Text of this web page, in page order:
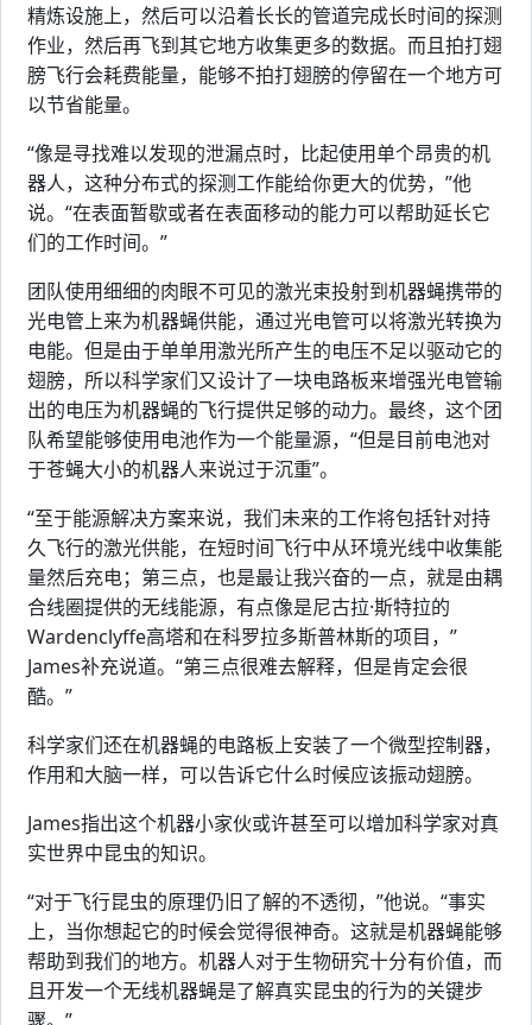
精炼设施上，然后可以沿着长长的管道完成长时间的探测
作业，然后再飞到其它地方收集更多的数据。而且拍打翅
膀飞行会耗费能量，能够不拍打翅膀的停留在一个地方可
以节省能量。
“像是寻找难以发现的泄漏点时，比起使用单个昂贵的机
器人，这种分布式的探测工作能给你更大的优势，”他
说。“在表面暂歇或者在表面移动的能力可以帮助延长它
们的工作时间。”
团队使用细细的肉眼不可见的激光束投射到机器蝇携带的
光电管上来为机器蝇供能，通过光电管可以将激光转换为
电能。但是由于单单用激光所产生的电压不足以驱动它的
翅膀，所以科学家们又设计了一块电路板来增强光电管输
出的电压为机器蝇的飞行提供足够的动力。最终，这个团
队希望能够使用电池作为一个能量源，“但是目前电池对
于苍蝇大小的机器人来说过于沉重”。
“至于能源解决方案来说，我们未来的工作将包括针对持
久飞行的激光供能，在短时间飞行中从环境光线中收集能
量然后充电；第三点，也是最让我兴奋的一点，就是由耦
合线圈提供的无线能源，有点像是尼古拉·斯特拉的
Wardenclyffe高塔和在科罗拉多斯普林斯的项目，”
James补充说道。“第三点很难去解释，但是肯定会很
酷。”
科学家们还在机器蝇的电路板上安装了一个微型控制器，
作用和大脑一样，可以告诉它什么时候应该振动翅膀。
James指出这个机器小家伙或许甚至可以增加科学家对真
实世界中昆虫的知识。
“对于飞行昆虫的原理仍旧了解的不透彻，”他说。“事实
上，当你想起它的时候会觉得很神奇。这就是机器蝇能够
帮助到我们的地方。机器人对于生物研究十分有价值，而
且开发一个无线机器蝇是了解真实昆虫的行为的关键步